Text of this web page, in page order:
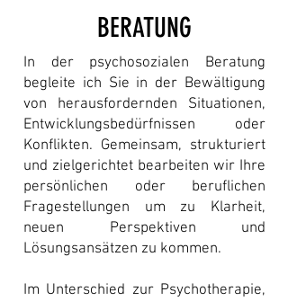
BERATUNG
In der psychosozialen Beratung
begleite ich Sie in der Bewältigung
von herausfordernden Situationen,
Entwicklungsbedürfnissen oder
Konflikten. Gemeinsam, strukturiert
und zielgerichtet bearbeiten wir Ihre
persönlichen oder beruflichen
Fragestellungen um zu Klarheit,
neuen Perspektiven und
Lösungsansätzen zu kommen.
Im Unterschied zur Psychotherapie,